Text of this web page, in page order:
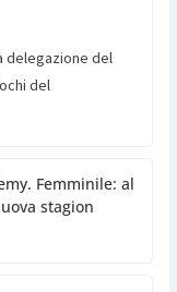
delegazione del
del
Femminile: al
stagion